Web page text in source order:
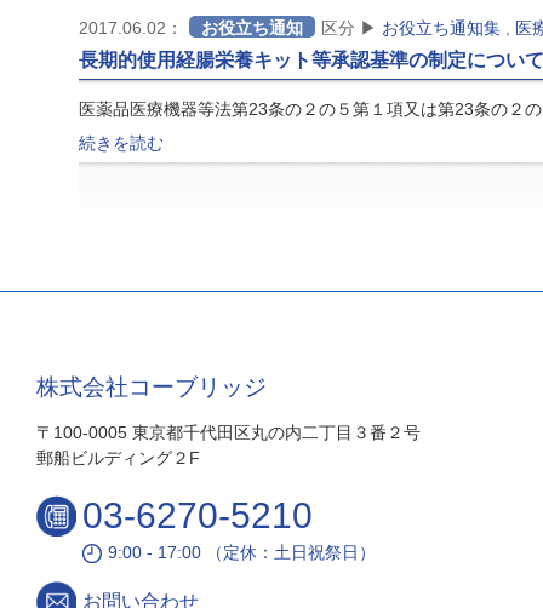
2017.06.02： お役立ち通知 区分 ▶ お役立ち通知集 医
長期的使用経腸栄養キット等承認基準の制定について
医薬品医療機器等法第23条の２の５第１項又は第23条の２
続きを読む
株式会社コーブリッジ
〒100-0005 東京都千代田区丸の内二丁目３番２号
郵船ビルディング２F
03-6270-5210
9:00 - 17:00 （定休：土日祝祭日）
お問い合わせ